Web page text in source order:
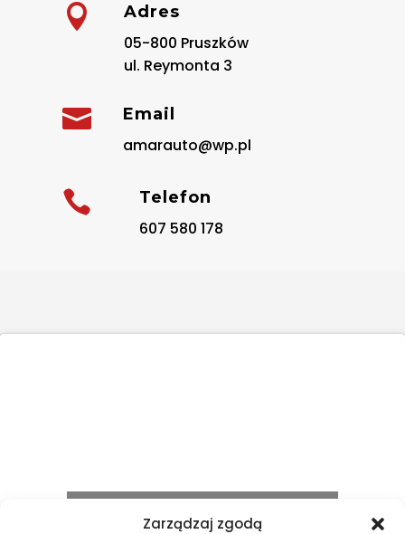
Zarządzaj zgodą
 Adres
05-800 Pruszków
ul. Reymonta 3
 Email
amarauto@wp.pl
 Telefon
607 580 178